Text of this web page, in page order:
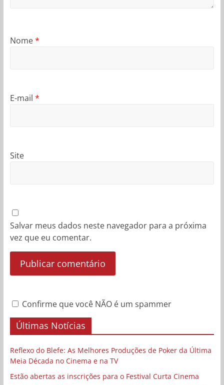
Nome*
E-mail *
Site
Salvar meus dados neste navegador para a próxima
vez que eu comentar.
Confirme que você NÃO é um spammer
Últimas Notícias
Reflexo do Blefe: As Melhores Produções de Poker da Última
Meia Década no Cinema e na TV
Estão abertas as inscrições para o Festival Curta Cinema